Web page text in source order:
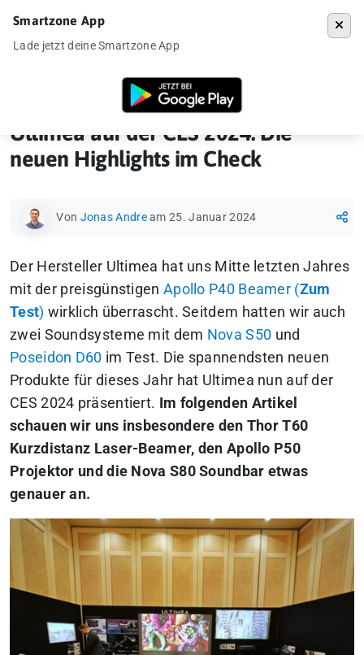
Ultimea auf der CES 2024: Die neuen Highlights
Ultimea auf der CES 2024: Die
neuen Highlights im Check
Von Jonas Andream 25. Januar 2024
Der Hersteller Ultimea hat uns Mitte letzten Jahres
mit der preisgünstigen Apollo P40 Beamer (Zum
Test) wirklich überrascht. Seitdem hatten wir auch
zwei Soundsysteme mit dem Nova S50 und
Poseidon D60 im Test. Die spannendsten neuen
Produkte für dieses Jahr hat Ultimea nun auf der
CES 2024 präsentiert. Im folgenden Artikel
schauen wir uns insbesondere den Thor T60
Kurzdistanz Laser-Beamer, den Apollo P50
Projektor und die Nova S80 Soundbar etwas
genauer an.
Smartzone App
Lade jetzt deine Smartzone App